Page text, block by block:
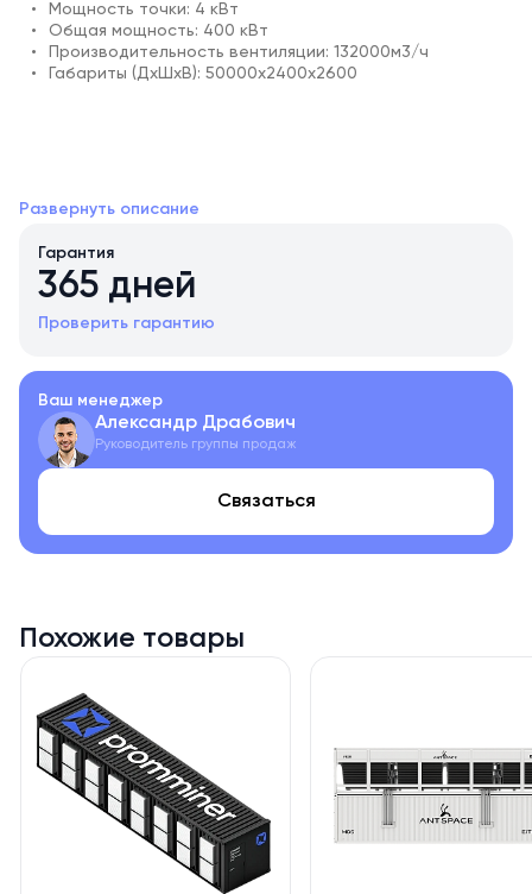
Мощность точки: 4 кВт
Общая мощность: 400 кВт
Производительность вентиляции: 132000м3/ч
Габариты (ДхШхВ): 50000х2400х2600
Контейнер с инновационной модульной конструкцией,
которая позволяет создать его в размере, идеально
соответствующем вашим потребностям. На этапе
производства мы акцентируем внимание на деталях:
разделение горячего и холодного коридоров,
тщательное размещение опор для вентиляционных
оборудования.
Для максимального уровня безопасности мы предлагаем
опцию скрытой обрешетки, которая дополнительно
защитит контейнер от несанкционированного доступа.
Контейнер обшит прочным металлическим профилем, что
делает почти невозможным нанесение каких-либо
повреждений извне. Для обеспечения эффективной
Электрическая часть
Электропроводка в контейнерах выполнена по всем
нормам безопасности. Она реализована с помощью
медного кабеля, по ГОСТ не поддерживающим горение.
Каждый участок цепи надежно защищен благодаря
автоматическим выключателям, а распределение
электропитания по стеллажам реализовано по типу
скрытой проводки.
Развернуть описание
Гарантия
365 дней
Проверить гарантию
Ваш менеджер
Александр Драбович
Руководитель группы продаж
Связаться
Похожие товары